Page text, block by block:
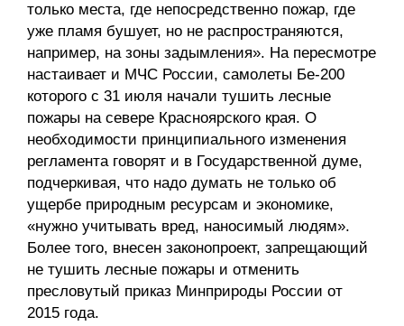
только места, где непосредственно пожар, где
уже пламя бушует, но не распространяются,
например, на зоны задымления». На пересмотре
настаивает и МЧС России, самолеты Бе-200
которого с 31 июля начали тушить лесные
пожары на севере Красноярского края. О
необходимости принципиального изменения
регламента говорят и в Государственной думе,
подчеркивая, что надо думать не только об
ущербе природным ресурсам и экономике,
«нужно учитывать вред, наносимый людям».
Более того, внесен законопроект, запрещающий
не тушить лесные пожары и отменить
пресловутый приказ Минприроды России от
2015 года.